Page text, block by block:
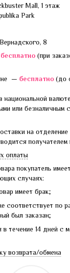
Mall, 1 этаж
Park
8
бесплатно (при
— бесплатно (до
национальной
или безналичным
на
получателем
оплаты
покупатель
случаях:
имеет брак;
соответствует по
был заказан;
течение 14 дней с
возврата/обмена